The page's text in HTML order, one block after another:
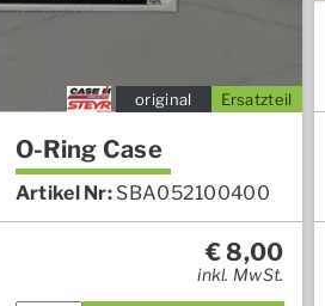
Ersatzteil
original
O-Ring Case
Artikel Nr: SBA052100400
€8,00
inkl. MwSt.